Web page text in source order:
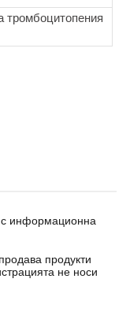
тромбоцитопения
с информационна
продукти
не носи